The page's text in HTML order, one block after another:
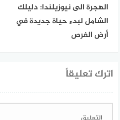
الهجرة الى نيوزيلندا: دليلك
الشامل لبدء حياة جديدة في
أرض الفرص
اترك تعليقاً